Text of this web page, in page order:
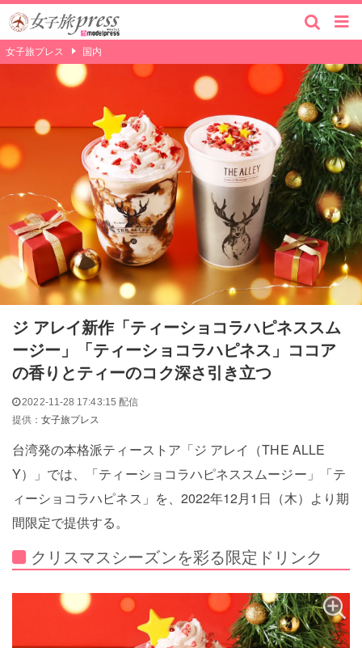
女子旅プレス 国内
ジ アレイ新作「ティーショコラハピネススム
ージー」「ティーショコラハピネス」ココア
の香りとティーのコク深さ引き立つ
2022-11-28 17:43:15 配信
提供：女子旅プレス
台湾発の本格派ティーストア「ジ アレイ（THE ALLE
Y）」では、「ティーショコラハピネススムージー」「テ
ィーショコラハピネス」を、2022年12月1日（木）より期
間限定で提供する。
クリスマスシーズンを彩る限定ドリンク